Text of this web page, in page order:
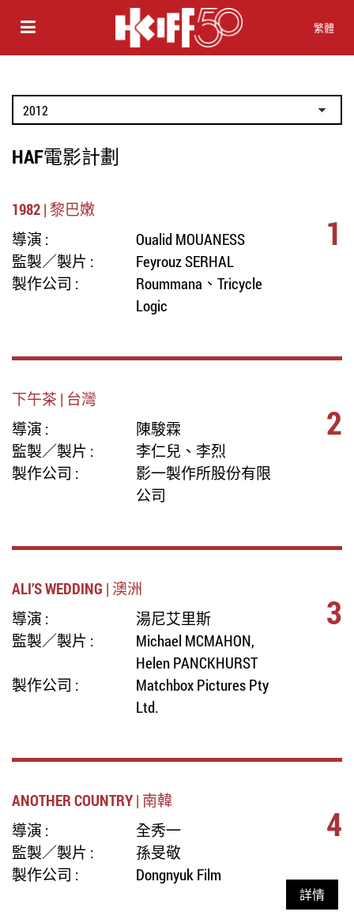
繁體
HAF電影計劃
1982 | 黎巴嫩
導演 :
Oualid MOUANESS
監製／製片 :
Feyrouz SERHAL
製作公司 :
Roummana、Tricycle
Logic
1
下午茶 | 台灣
導演 :
陳駿霖
監製／製片 :
李仁兒、李烈
製作公司 :
影一製作所股份有限
公司
2
ALI’S WEDDING | 澳洲
導演 :
湯尼艾里斯
監製／製片 :
Michael MCMAHON,
Helen PANCKHURST
製作公司 :
Matchbox Pictures Pty
Ltd.
3
ANOTHER COUNTRY | 南韓
導演 :
全秀一
監製／製片 :
孫旻敬
製作公司 :
Dongnyuk Film
4
詳情